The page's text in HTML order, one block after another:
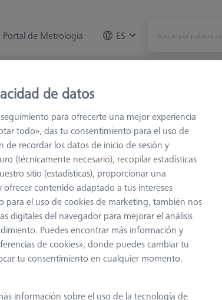
Portal de Metrología ES
Medición Formaciones
Cubos y elementos varios para sujeción.
triste.
Pruebe a restablecer todos los
establecido.
de datos
para ofrecerte una mejor experiencia
todo», das tu consentimiento para el uso de
recordar los datos de inicio de sesión y
(técnicamente necesario), recopilar estadísticas
sitio (estadísticas), proporcionar una
contenido adaptado a tus intereses
para el uso de cookies de marketing, también nos
digitales del navegador para mejorar el análisis
Puedes encontrar más información y
de cookies», donde puedes cambiar tu
tu consentimiento en cualquier momento.
información sobre el uso de la tecnología de